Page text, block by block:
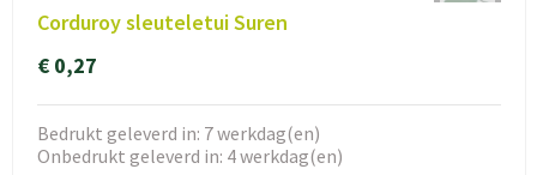
Corduroy sleuteletui Suren
€ 0,27
Bedrukt geleverd in: 7 werkdag(en)
Onbedrukt geleverd in: 4 werkdag(en)